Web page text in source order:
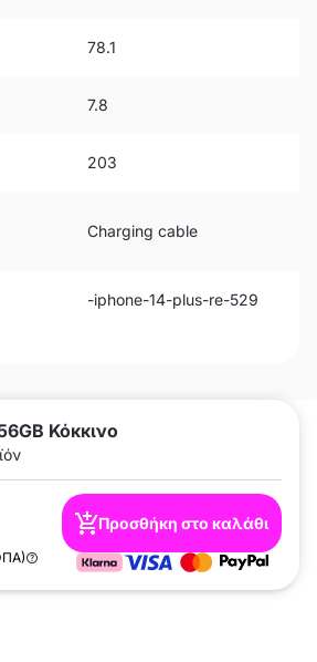
Κόκκινο
Προσθήκη στο καλάθι
78.1
7.8
203
Charging cable
-iphone-14-plus-re-529